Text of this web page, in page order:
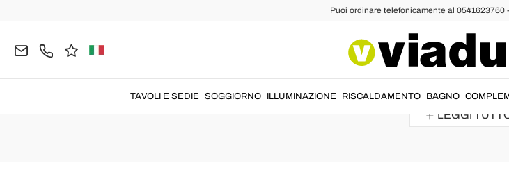
Puoi ordinare telefonicamente al 0541623760
TAVOLI E SEDIE SOGGIORNO ILLUMINAZIONE RISCALDAMENTO BAGNO
Letti Singoli in Ferro Battuto
LEGGI